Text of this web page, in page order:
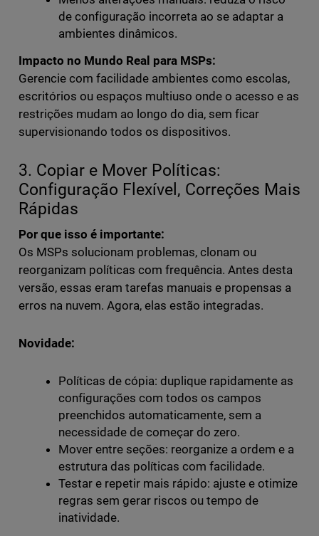
de configuração incorreta ao se adaptar a
ambientes dinâmicos.
Impacto no Mundo Real para MSPs:
Gerencie com facilidade ambientes como escolas,
escritórios ou espaços multiuso onde o acesso e as
restrições mudam ao longo do dia, sem ficar
supervisionando todos os dispositivos.
3. Copiar e Mover Políticas:
Configuração Flexível, Correções Mais
Rápidas
Por que isso é importante:
Os MSPs solucionam problemas, clonam ou
reorganizam políticas com frequência. Antes desta
versão, essas eram tarefas manuais e propensas a
erros na nuvem. Agora, elas estão integradas.
Novidade:
Políticas de cópia: duplique rapidamente as
configurações com todos os campos
preenchidos automaticamente, sem a
necessidade de começar do zero.
Mover entre seções: reorganize a ordem e a
estrutura das políticas com facilidade.
Testar e repetir mais rápido: ajuste e otimize
regras sem gerar riscos ou tempo de
inatividade.